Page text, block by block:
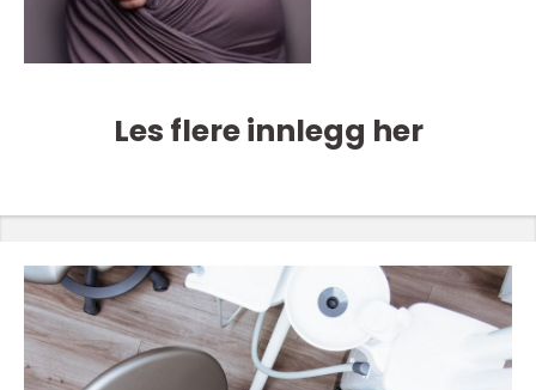
Les flere innlegg her